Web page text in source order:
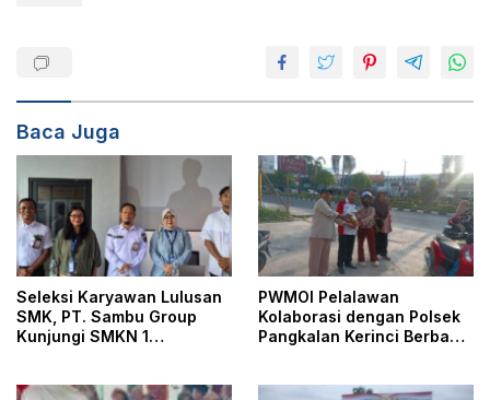
Baca Juga
Seleksi Karyawan Lulusan
SMK, PT. Sambu Group
Kunjungi SMKN 1
PWMOI Pelalawan
Kolaborasi dengan Polsek
Pangkalan Kerinci Berbagi